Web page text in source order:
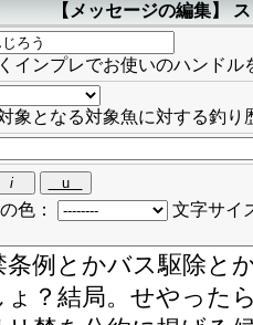
【メッセージの編集】
インプレでお使いのハンドル
象となる対象魚に対する釣り
色： 文字サイ